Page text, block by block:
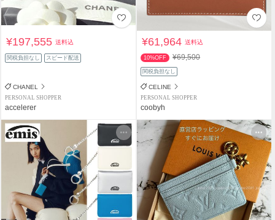
¥197,555送料込
関税負担なし スピード配送
CHANEL
PERSONAL SHOPPER
accelerer
¥61,964送料込
10%OFF ¥69,500
関税負担なし
CELINE
PERSONAL SHOPPER
coobyh